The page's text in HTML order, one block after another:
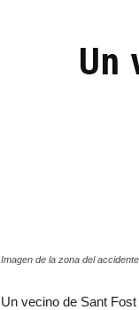
Un
Imagen de la zona del
Un vecino de Sant